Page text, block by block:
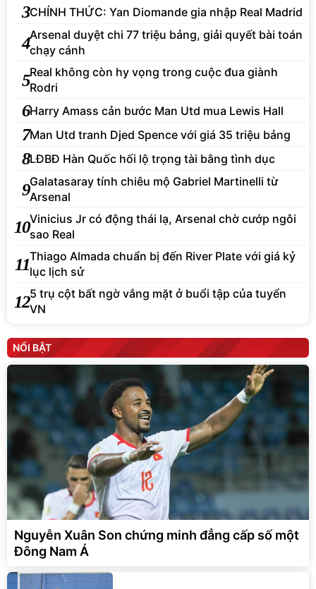
3CHÍNH THỨC: Yan Diomande gia nhập Real Madrid
4Arsenal duyệt chi 77 triệu bảng, giải quyết bài toán
chạy cánh
5Real không còn hy vọng trong cuộc đua giành
Rodri
6Harry Amass cản bước Man Utd mua Lewis Hall
7Man Utd tranh Djed Spence với giá 35 triệu bảng
8LĐBĐ Hàn Quốc hối lộ trọng tài bằng tình dục
9Galatasaray tính chiêu mộ Gabriel Martinelli từ
Arsenal
10Vinicius Jr có động thái lạ, Arsenal chờ cướp ngôi
sao Real
11Thiago Almada chuẩn bị đến River Plate với giá kỷ
lục lịch sử
125 trụ cột bất ngờ vắng mặt ở buổi tập của tuyển
VN
NỔI BẬT
Nguyễn Xuân Son chứng minh đẳng cấp số một
Đông Nam Á